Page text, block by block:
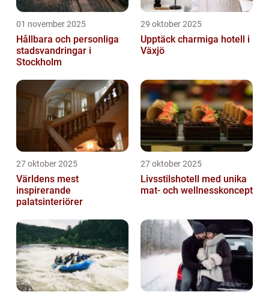
01 november 2025
Hållbara och personliga
stadsvandringar i
Stockholm
29 oktober 2025
Upptäck charmiga hotell i
Växjö
27 oktober 2025
Världens mest
inspirerande
palatsinteriörer
27 oktober 2025
Livsstilshotell med unika
mat- och wellnesskoncept